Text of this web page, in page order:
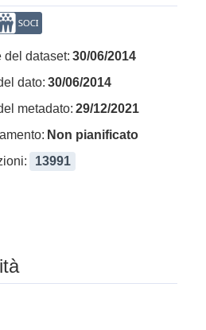
del dataset: 30/06/2014
dato: 30/06/2014
metadato: 29/12/2021
Non pianificato
13991